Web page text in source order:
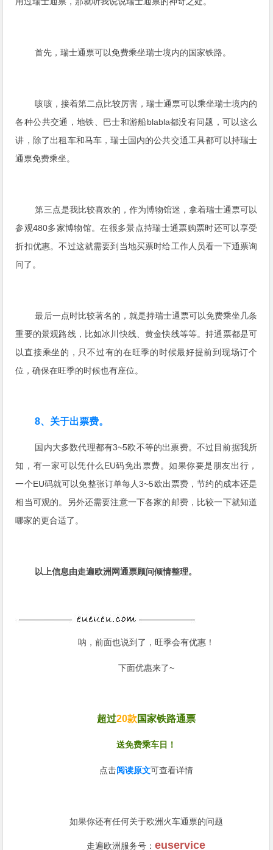
首先，瑞士通票可以免费乘坐瑞士境内的国家铁路。
咳咳，接着第二点比较厉害，瑞士通票可以乘坐瑞士境内的
各种公共交通，地铁、巴士和游船blabla都没有问题，可以这么
讲，除了出租车和马车，瑞士国内的公共交通工具都可以持瑞士
通票免费乘坐。
第三点是我比较喜欢的，作为博物馆迷，拿着瑞士通票可以
参观480多家博物馆。在很多景点持瑞士通票购票时还可以享受
折扣优惠。不过这就需要到当地买票时给工作人员看一下通票询
问了。
最后一点时比较著名的，就是持瑞士通票可以免费乘坐几条
重要的景观路线，比如冰川快线、黄金快线等等。持通票都是可
以直接乘坐的，只不过有的在旺季的时候最好提前到现场订个
位，确保在旺季的时候也有座位。
8、关于出票费。
国内大多数代理都有3~5欧不等的出票费。不过目前据我所
知，有一家可以凭什么EU码免出票费。如果你要是朋友出行，
一个EU码就可以免整张订单每人3~5欧出票费，节约的成本还是
相当可观的。另外还需要注意一下各家的邮费，比较一下就知道
哪家的更合适了。
以上信息由走遍欧洲网通票顾问倾情整理。
呐，前面也说到了，旺季会有优惠！
下面优惠来了~
超过20款国家铁路通票
送免费乘车日！
点击阅读原文可查看详情
如果你还有任何关于欧洲火车通票的问题
走遍欧洲服务号：euservice